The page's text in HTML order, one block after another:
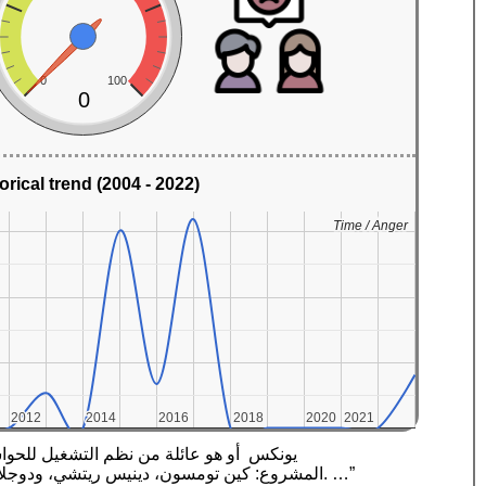
0 100
0
trend (2004 - 2022)
2012
2012 2014
2014 2016
2016 2018
2018 2020
2020 2021
2021
Time / Anger
Time / Anger
المشروع: كين تومسون، دينيس ريتشي، ودوجلاس مكيلروي وآخرون. ليصبح اليوم أساساً لتكوين مجموعة متفرعة من الأنظمة تشكل أهم عوائل نُظم التشغيل في عالم الحاسوب. …”